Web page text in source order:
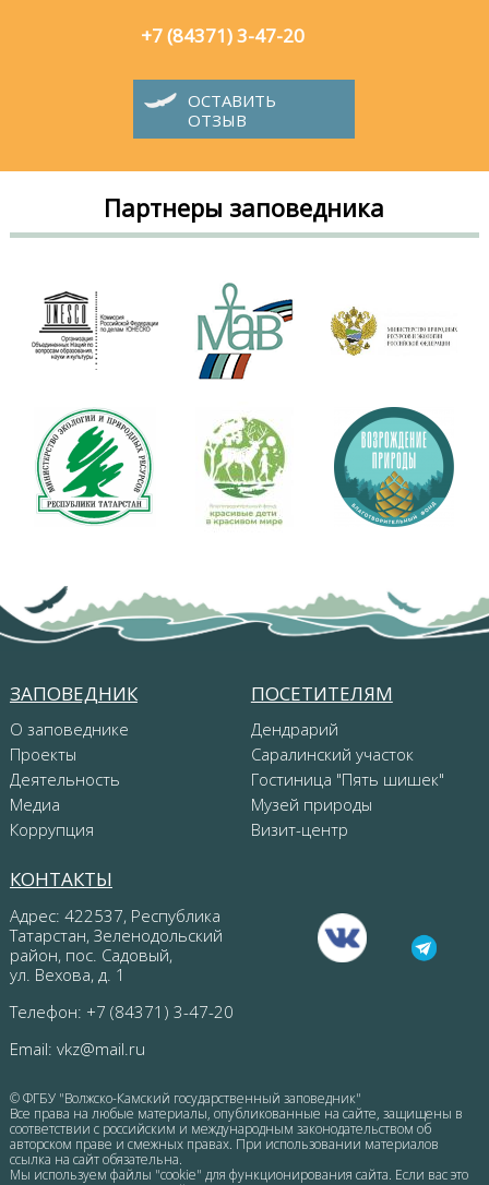
+7 (84371) 3-47-20
ОСТАВИТЬ
ОТЗЫВ
Партнеры заповедника
ЗАПОВЕДНИК
О заповеднике
Проекты
Деятельность
Медиа
Коррупция
ПОСЕТИТЕЛЯМ
Дендрарий
Саралинский участок
Гостиница "Пять шишек"
Музей природы
Визит-центр
КОНТАКТЫ
Адрес: 422537, Республика
Татарстан, Зеленодольский
район, пос. Садовый,
ул. Вехова, д. 1
Телефон: +7 (84371) 3-47-20
Email: vkz@mail.ru
© ФГБУ "Волжско-Камский государственный заповедник"
Все права на любые материалы, опубликованные на сайте, защищены в
соответствии с российским и международным законодательством об
авторском праве и смежных правах. При использовании материалов
ссылка на сайт обязательна.
Мы используем файлы "cookie" для функционирования сайта. Если вас это